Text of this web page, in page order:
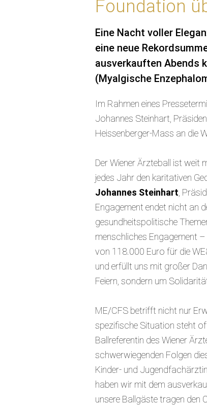
Foundation
Eine Nacht voller
eine neue
ausverkauften Abends
(Myalgische
Im Rahmen eines
Johannes Steinhart,
Heissenberger-Mass an die
Der Wiener Ärzteball ist weit
jedes Jahr den karitativen
Johannes Steinhart ,
Engagement endet nicht an
gesundheitspolitische
menschliches Engagement
von 118.000 Euro für die
und erfüllt uns mit großer
Feiern, sondern um
ME/CFS betrifft nicht nur
spezifische Situation steht
Ballreferentin des Wiener
schwerwiegenden Folgen
Kinder- und
haben wir mit dem
unsere Ballgäste tragen den